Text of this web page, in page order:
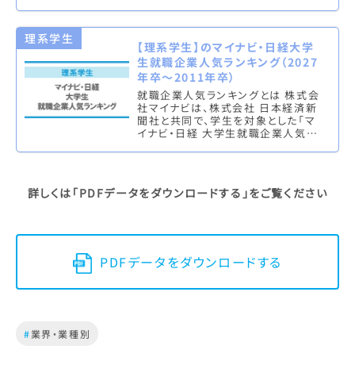
理系学生
【理系学生】のマイナビ・日経大学
生就職企業人気ランキング（2027
年卒～2011年卒）
就職企業人気ランキングとは 株式会
社マイナビは、株式会社 日本経済新
聞社と共同で、学生を対象とした「マ
イナビ・日経 大学生就職企業人気ラ
詳しくは 「PDFデータをダウンロードする」をご覧ください
PDFデータをダウンロードする
#業界・業種別